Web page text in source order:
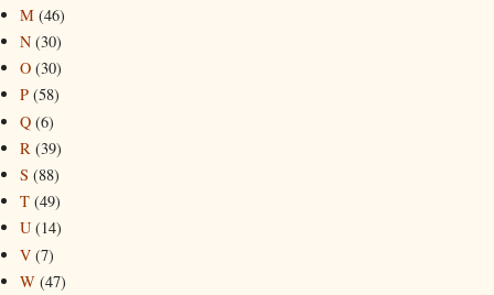
M (46)
N (30)
O (30)
P (58)
Q (6)
R (39)
S (88)
T (49)
U (14)
V (7)
W (47)